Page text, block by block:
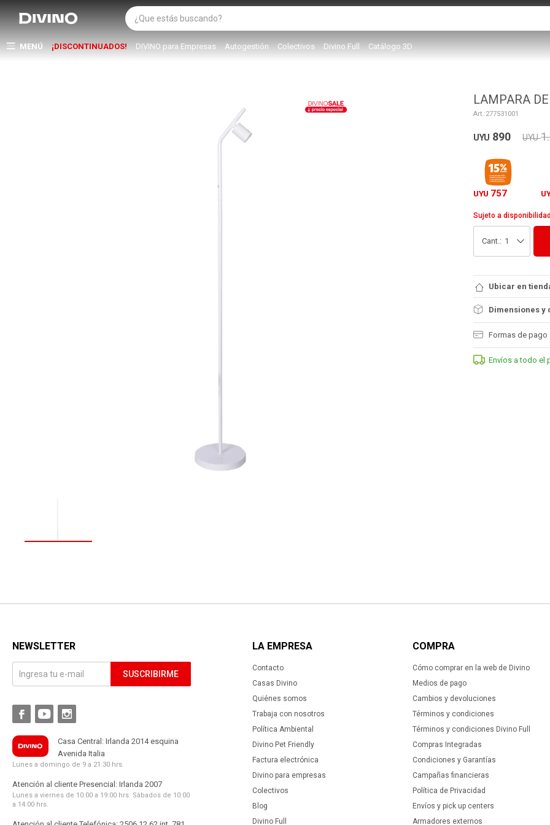
MENÚ ¡DISCONTINUADOS! DIVINO para Empresas Autogestión Colectivos Divino Full Catálogo 3D
LAMPARA
277531001
UYU 890 UYU
UYU 757
Sujeto a
1
Ubicar en
Dimensiones
Formas de pago
Envíos a todo el
LA EMPRESA
Contacto
Casas Divino
Quiénes somos
Trabaja con nosotros
Política Ambiental
Divino Pet Friendly
Factura electrónica
Divino para empresas
Colectivos
Blog
Divino Full
COMPRA
Cómo comprar en la web de Divino
Medios de pago
Cambios y devoluciones
Términos y condiciones
Términos y condiciones Divino Full
Compras Integradas
Condiciones y Garantías
Campañas financieras
Política de Privacidad
Envíos y pick up centers
Armadores externos
NEWSLETTER
SUSCRIBIRME
  
Casa Central: Irlanda 2014 esquina
Avenida Italia
Lunes a domingo de 9 a 21:30 hrs.
Atención al cliente Presencial: Irlanda 2007
Lunes a viernes de 10:00 a 19:00 hrs. Sábados de 10:00
a 14:00 hrs.